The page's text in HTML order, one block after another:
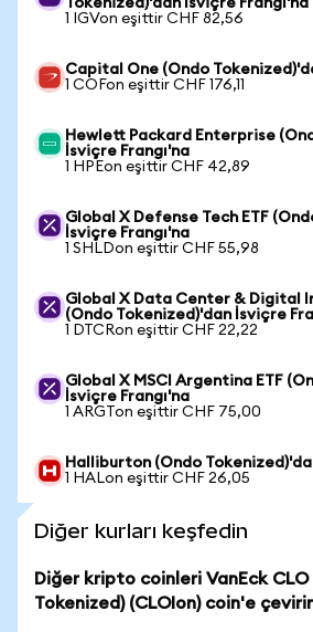
Tokenized)'dan İsviçre Frangı'na
1 IGVon eşittir CHF 82,56
Capital One (Ondo
1 COFon eşittir CHF 176,11
Hewlett Packard Enterprise
İsviçre Frangı'na
1 HPEon eşittir CHF 42,89
Global X Defense Tech ETF
İsviçre Frangı'na
1 SHLDon eşittir CHF 55,98
Global X Data Center & Digital
(Ondo Tokenized)'dan İsviçre
1 DTCRon eşittir CHF 22,22
Global X MSCI Argentina ETF
İsviçre Frangı'na
1 ARGTon eşittir CHF 75,00
Halliburton (Ondo
1 HALon eşittir CHF 26,05
Diğer kurları keşfedin
Diğer kripto coinleri VanEck CLO
Tokenized) (CLOIon) coin'e